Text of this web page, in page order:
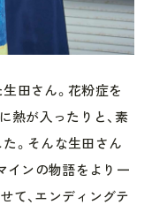
田さん。花粉症を
熱が入ったりと、素
。そんな生田さん
インの物語をより一
て、エンディングテ